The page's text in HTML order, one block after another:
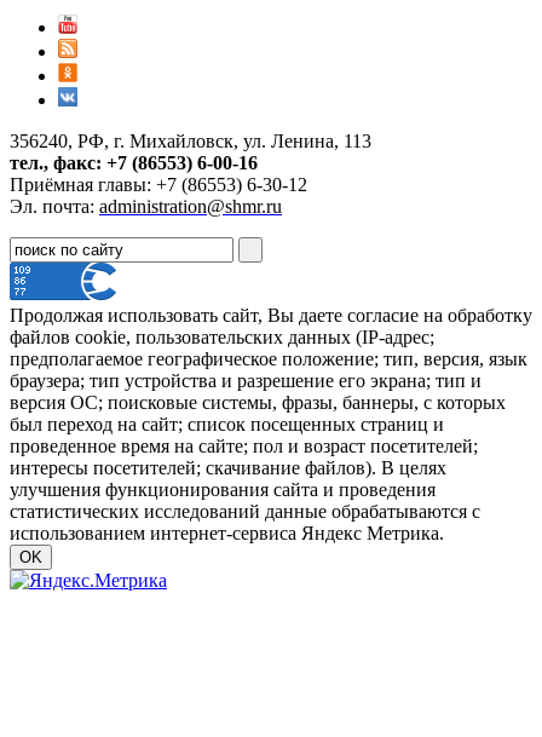
356240, РФ, г. Михайловск, ул. Ленина, 113
тел., факс: +7 (86553) 6-00-16
Приёмная главы: +7 (86553) 6-30-12
Эл. почта: administration@shmr.ru
Продолжая использовать сайт, Вы даете согласие на обработку
файлов cookie, пользовательских данных (IP-адрес;
предполагаемое географическое положение; тип, версия, язык
браузера; тип устройства и разрешение его экрана; тип и
версия ОС; поисковые системы, фразы, баннеры, с которых
был переход на сайт; список посещенных страниц и
проведенное время на сайте; пол и возраст посетителей;
интересы посетителей; скачивание файлов). В целях
улучшения функционирования сайта и проведения
статистических исследований данные обрабатываются с
использованием интернет-сервиса Яндекс Метрика.
OK